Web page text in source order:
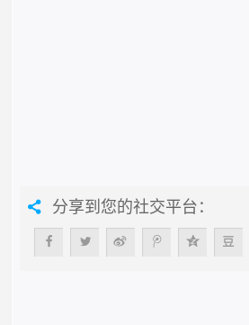
分享到您的社交平台：